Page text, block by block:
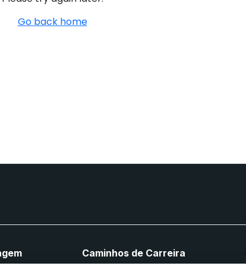
Go back home
Caminhos de Carreira